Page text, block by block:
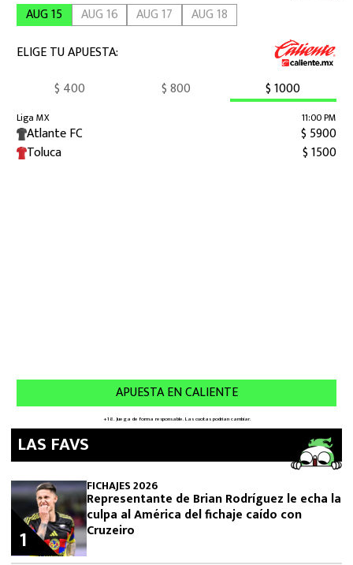
LAS FAVS
FICHAJES 2026
Representante de Brian Rodríguez le echa la
culpa al América del fichaje caído con
Cruzeiro
1